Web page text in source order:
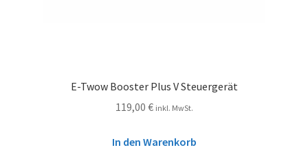
E-Twow Booster Plus V Steuergerät
119,00 € inkl. MwSt.
In den Warenkorb